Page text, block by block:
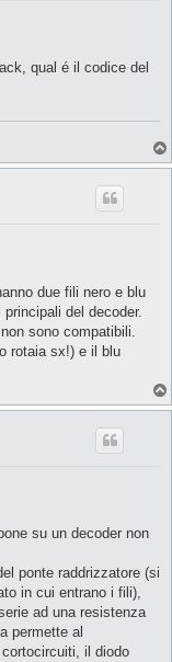
qual é il codice del
due fili nero e blu
del decoder.
sono compatibili.
rotaia sx!) e il blu
su un decoder non
ponte raddrizzatore (si
in cui entrano i fili),
ad una resistenza
permette al
il diodo